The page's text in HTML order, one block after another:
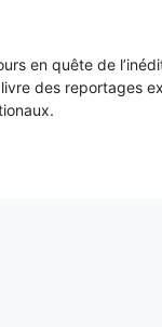
en quête de
des reportages